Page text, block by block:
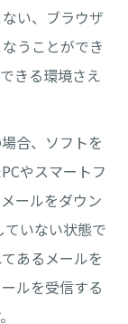
い、ブラウザ
うことができ
きる環境さえ
合、ソフトを
やスマートフ
ールをダウン
いない状態で
あるメールを
ルを受信する